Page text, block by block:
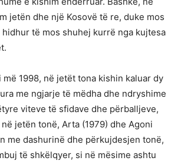
jetën dhe një Kosovë të re, duke mos
të mos shuhej kurrë nga kujtesa
më 1998, në jetët tona kishin kaluar dy
me ngjarje të mëdha dhe ndryshime
viteve të sfidave dhe përballjeve,
jetën tonë, Arta (1979) dhe Agoni
me dashurinë dhe përkujdesjen tonë,
të shkëlqyer, si në mësime ashtu